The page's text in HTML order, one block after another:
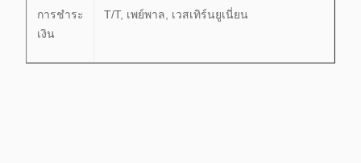
การชำระ
เงิน
T/T, เพย์พาล, เวสเทิร์นยูเนี่ยน